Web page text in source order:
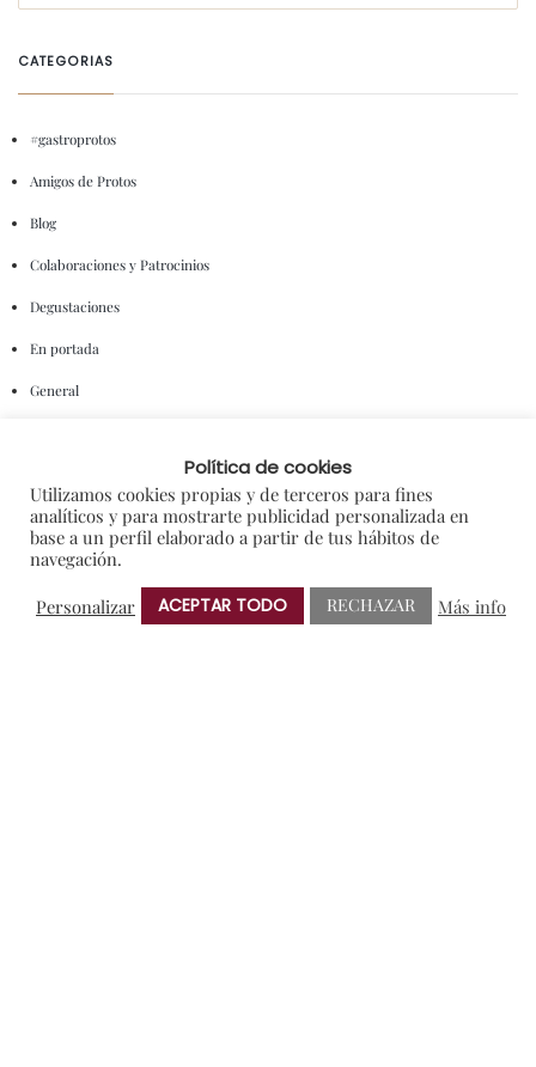
CATEGORIAS
#gastroprotos
Amigos de Protos
Blog
Colaboraciones y Patrocinios
Degustaciones
En portada
General
Premios
Sorteos
NUBE DE ETIQUETAS
Política de cookies
Utilizamos cookies propias y de terceros para fines
analíticos y para mostrarte publicidad personalizada en
base a un perfil elaborado a partir de tus hábitos de
navegación.
Personalizar
ACEPTAR TODO RECHAZAR Más info